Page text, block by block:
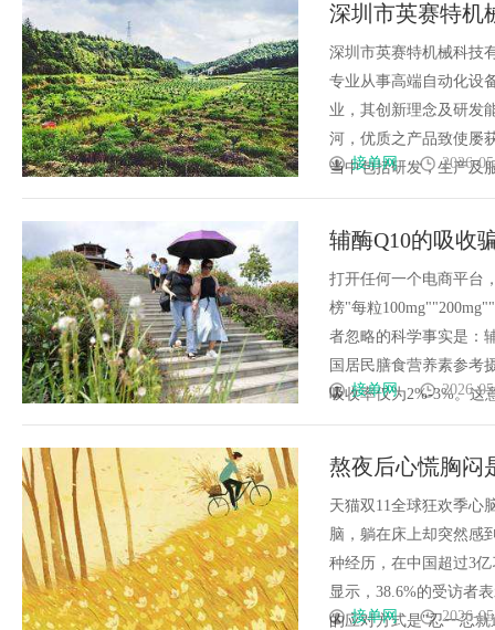
深圳市英赛特机
端自动化设备插
深圳市英赛特机械科技
专业从事高端自动化设
业，其创新理念及研发
河，优质之产品致使屡
当中包括研发，生产及
接单网 2026-
辅酶Q10的吸收
90%都被浪费了
打开任何一个电商平台
榜"每粒
者忽略的科学事实是：
国居民膳食营养素参考
吸收率仅为2%-3%。这
接单网 2026-
熬夜后心慌胸闷
心脏补充能量
天猫双11全球狂欢季心
脑，躺在床上却突然感
种经历，在中国超过3
显示，38.6%的受访者
的应对方式是"忍一忍
接单网 2026-